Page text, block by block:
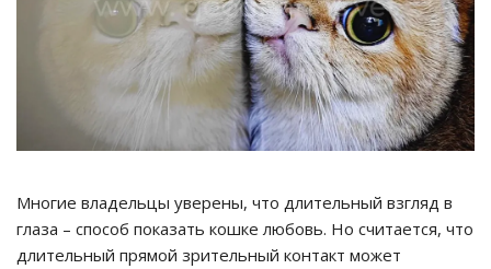
Многие владельцы уверены, что длительный взгляд в
глаза – способ показать кошке любовь. Но считается, что
длительный прямой зрительный контакт может